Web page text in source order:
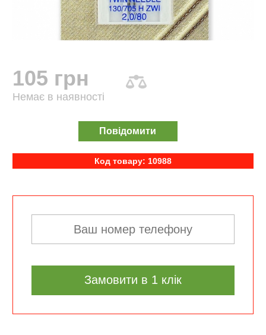
105 грн
Немає в наявності
Повідомити
Код товару: 10988
Замовити в 1 клік